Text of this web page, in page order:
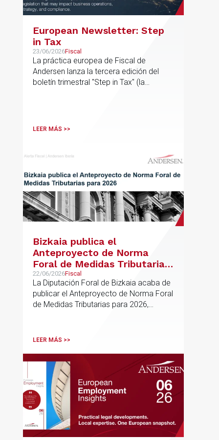
European Newsletter: Step
in Tax
23/06/2026Fiscal
La práctica europea de Fiscal de
Andersen lanza la tercera edición del
boletín trimestral "Step in Tax" (la
internacionales de la UE
LEER MÁS >>
Bizkaia publica el
Anteproyecto de Norma
Foral de Medidas Tributarias
para 2026
22/06/2026Fiscal
La Diputación Foral de Bizkaia acaba de
publicar el Anteproyecto de Norma Foral
de Medidas Tributarias para 2026,
modificaciones que afectan
LEER MÁS >>